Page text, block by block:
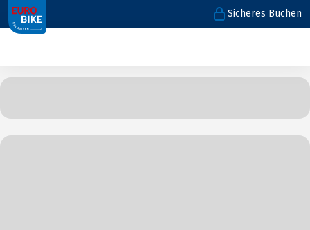
1 Sicheres Buchen